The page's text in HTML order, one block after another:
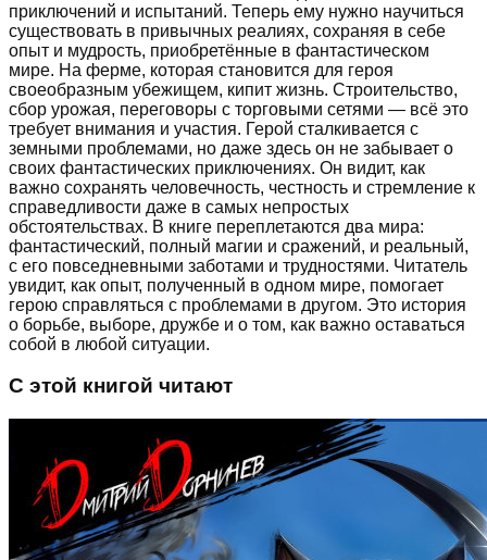
приключений и испытаний. Теперь ему нужно научиться
существовать в привычных реалиях, сохраняя в себе
опыт и мудрость, приобретённые в фантастическом
мире. На ферме, которая становится для героя
своеобразным убежищем, кипит жизнь. Строительство,
сбор урожая, переговоры с торговыми сетями — всё это
требует внимания и участия. Герой сталкивается с
земными проблемами, но даже здесь он не забывает о
своих фантастических приключениях. Он видит, как
важно сохранять человечность, честность и стремление к
справедливости даже в самых непростых
обстоятельствах. В книге переплетаются два мира:
фантастический, полный магии и сражений, и реальный,
с его повседневными заботами и трудностями. Читатель
увидит, как опыт, полученный в одном мире, помогает
герою справляться с проблемами в другом. Это история
о борьбе, выборе, дружбе и о том, как важно оставаться
собой в любой ситуации.
С этой книгой читают